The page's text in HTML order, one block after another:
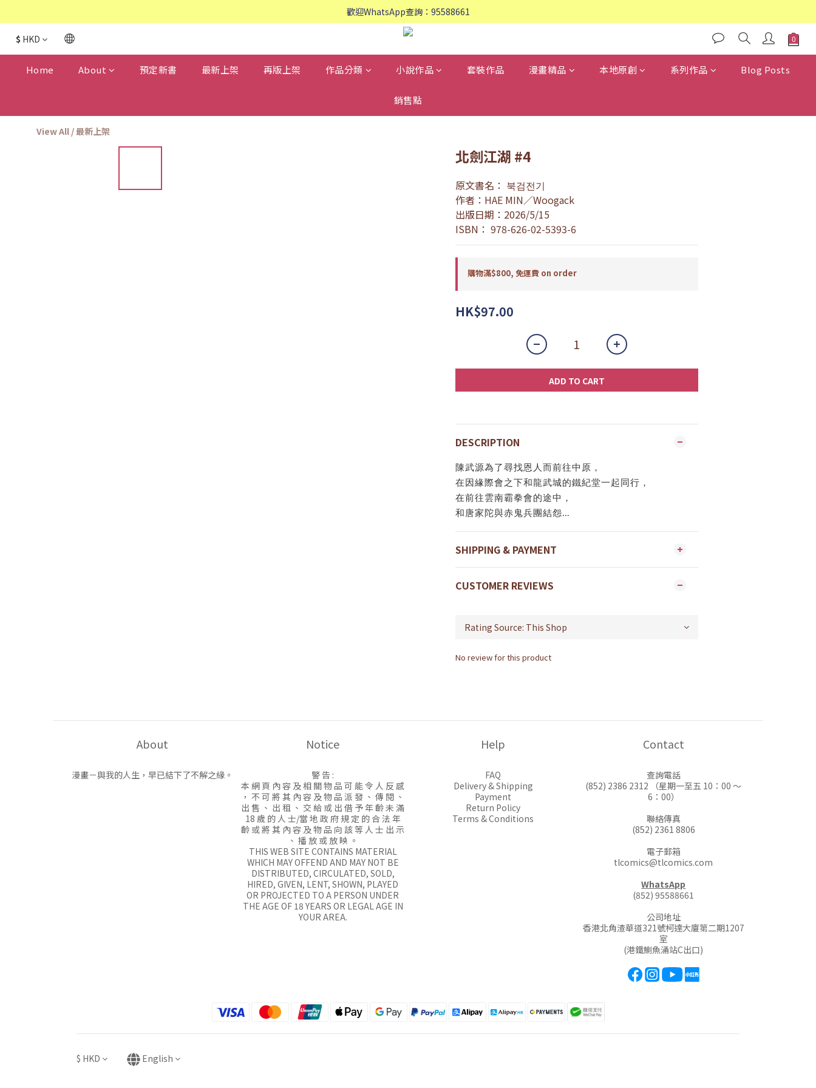
歡迎WhatsApp查詢：95588661
歡迎WhatsApp查詢：95588661
會員專享: 購物滿$800, 免運費
歡迎WhatsApp查詢：95588661
$ HKD
Home About 預定新書 最新上架 再版上架 作品分類 小說作品 套裝作品 漫畫精品 本地原創 系列作品 Blog Posts
銷售點
View All /最新上架
北劍江湖 #4
原文書名： 북검전기
作者：HAE MIN／Woogack
出版日期：2026/5/15
ISBN： 978-626-02-5393-6
購物滿$800, 免運費 on order
HK$97.00
ADD TO CART
DESCRIPTION
陳武源為了尋找恩人而前往中原，
在因緣際會之下和龍武城的鐵紀堂一起同行，
在前往雲南霸拳會的途中，
和唐家陀與赤鬼兵團結怨…
SHIPPING & PAYMENT
CUSTOMER REVIEWS
No review for this product
About
漫畫－與我的人生，早已結下了不解之緣。
Notice
警 告 :
本 網 頁 內 容 及 相 關 物 品 可 能 令 人 反 感
， 不 可 將 其 內 容 及 物 品 派 發 、 傳 閱 、
出 售 、 出 租 、 交 給 或 出 借 予 年 齡 未 滿
18 歲 的 人 士/當 地 政 府 規 定 的 合 法 年
齡 或 將 其 內 容 及 物 品 向 該 等 人 士 出 示
、 播 放 或 放 映 。
THIS WEB SITE CONTAINS MATERIAL
WHICH MAY OFFEND AND MAY NOT BE
DISTRIBUTED, CIRCULATED, SOLD,
HIRED, GIVEN, LENT, SHOWN, PLAYED
OR PROJECTED TO A PERSON UNDER
THE AGE OF 18 YEARS OR LEGAL AGE IN
YOUR AREA.
Help
FAQ
Delivery & Shipping
Payment
Return Policy
Terms & Conditions
Contact
查詢電話
(852) 2386 2312 （星期一至五 10：00 ～
6：00）
聯絡傳真
(852) 2361 8806
電子郵箱
tlcomics@tlcomics.com
WhatsApp
(852) 95588661
公司地址
香港北角渣華道321號柯達大廈第二期1207
室
(港鐵鰂魚涌站C出口)
$ HKD English